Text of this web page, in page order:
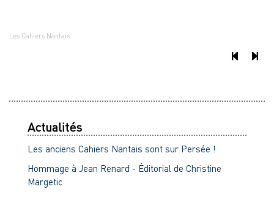
Les Cahiers Nantais
Actualités
Les anciens Cahiers Nantais sont sur Persée !
Hommage à Jean Renard - Éditorial de Christine
Margetic